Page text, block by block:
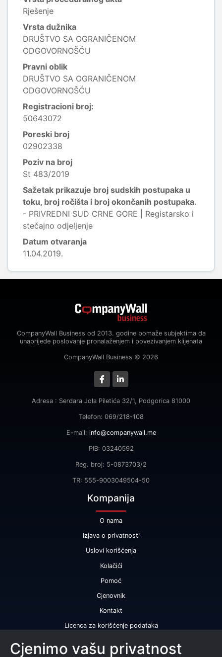
Rješenje
Vrsta dužnika
DRUŠTVO SA OGRANIČENOM
ODGOVORNOŠĆU
Pravni oblik
DRUŠTVO SA OGRANIČENOM
ODGOVORNOŠĆU
Registracioni broj:
50643072
Poreski broj
02902338
Poziv na broj
St 483/2019
Sažetak prikazuje broj sudskih postupaka u
toku, broj ročišta i broj okončanih postupaka.
- PRIVREDNI SUD CRNE GORE | Registarsko i
stečajno odjeljenje
Datum otvaranja
11.04.2019.
CompanyWall Business od 2013. godine pomaže subjektima da
unaprijede poslovanje pronalaženjem i povezivanjem klijenata
CompanyWall Business © 2026
Adresa : Serdara Jola Piletića 32/1, Podgorica 81000
Telefon: 069/218-108
E-mail: info@companywall.me
PIB: 03240592
Reg. broj: 5-0873703/2
TR: 555-9003049504-50
Kompanija
O nama
Izjava o privatnosti
Uslovi korišćenja
Kolačići
Pomoć
Cjenovnik
Kontakt
Licenca za korišćenje podataka
Naše usluge
Cjenimo vašu privatnost